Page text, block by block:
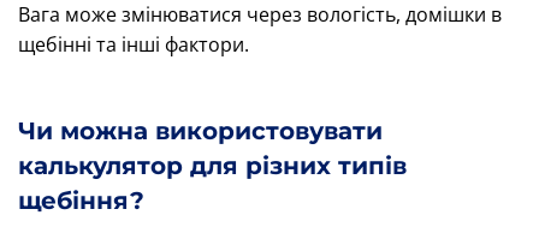
Вага може змінюватися через вологість, домішки в
щебінні та інші фактори.
Чи можна використовувати
калькулятор для різних типів
щебіння?